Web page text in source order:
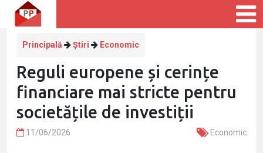
Principală Știri Economic
Reguli europene și cerințe
financiare mai stricte pentru
societățile de investiții
11/06/2026 Economic